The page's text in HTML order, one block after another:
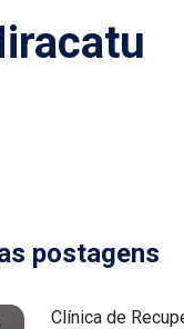
postagens
Clínica de